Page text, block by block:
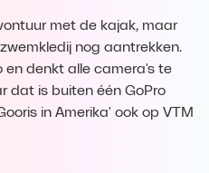
met de kajak, maar
nog aantrekken.
en denkt alle camera's te
dat is buiten één GoPro
in Amerika' ook op VTM